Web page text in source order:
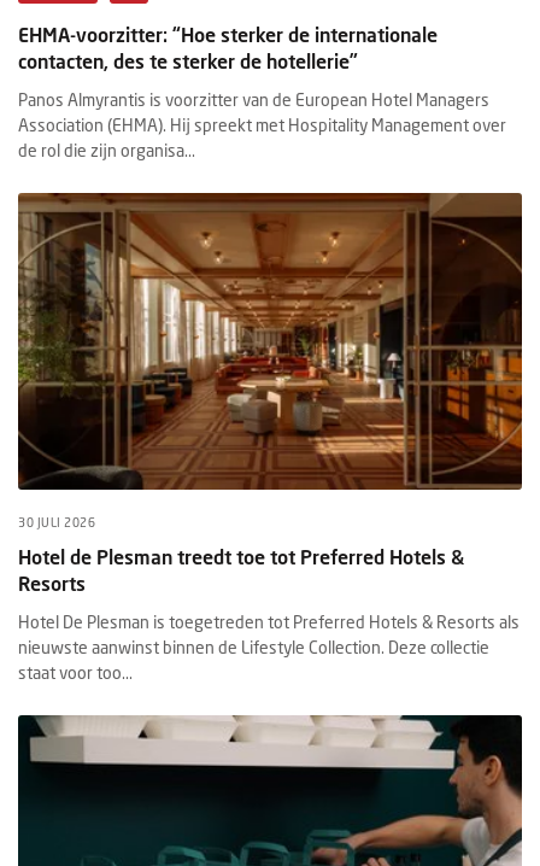
EHMA-voorzitter: “Hoe sterker de internationale
contacten, des te sterker de hotellerie”
Panos Almyrantis is voorzitter van de European Hotel Managers
Association (EHMA). Hij spreekt met Hospitality Management over
de rol die zijn organisa...
30 JULI 2026
Hotel de Plesman treedt toe tot Preferred Hotels &
Resorts
Hotel De Plesman is toegetreden tot Preferred Hotels & Resorts als
nieuwste aanwinst binnen de Lifestyle Collection. Deze collectie
staat voor too...